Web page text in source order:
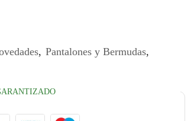
, Pantalones y Bermudas,